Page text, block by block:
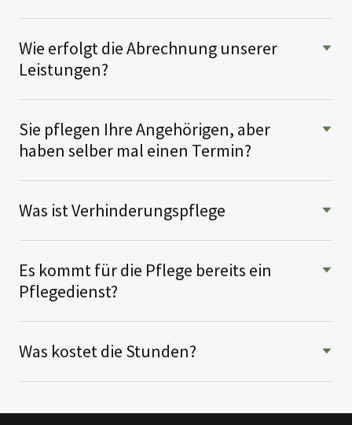
Wie erfolgt die Abrechnung unserer
Leistungen?
Sie pflegen Ihre Angehörigen, aber
haben selber mal einen Termin?
Was ist Verhinderungspflege
Es kommt für die Pflege bereits ein
Pflegedienst?
Was kostet die Stunden?